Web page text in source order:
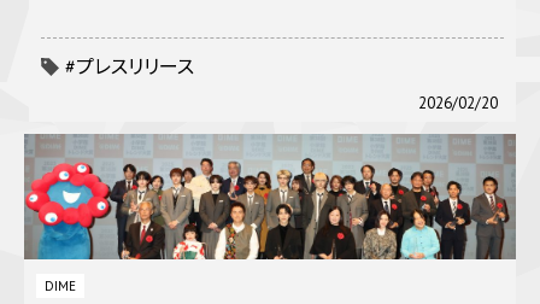
#プレスリリース
2026/02/20
DIME